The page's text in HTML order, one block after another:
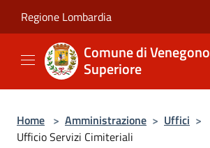
Regione Lombardia
Comune di Venegono
Superiore
Home > Amministrazione > Uffici >
Ufficio Servizi Cimiteriali